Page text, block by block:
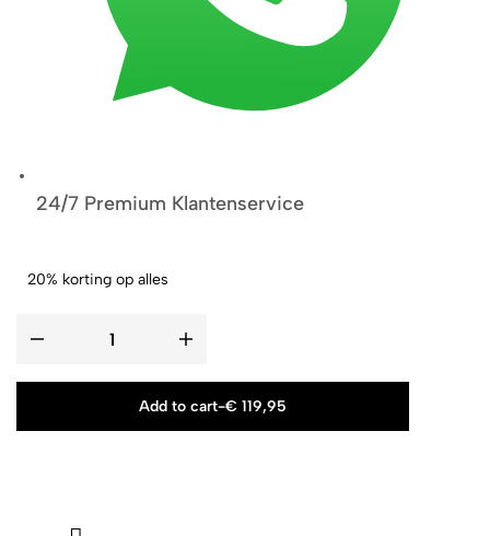
24/7 Premium Klantenservice
20% korting op alles
Add to cart-€ 119,95